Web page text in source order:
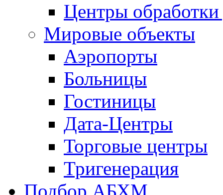
Центры
Мировые объекты
Аэропорты
Больницы
Гостиницы
Дата-Центры
Торговые центры
Тригенерация